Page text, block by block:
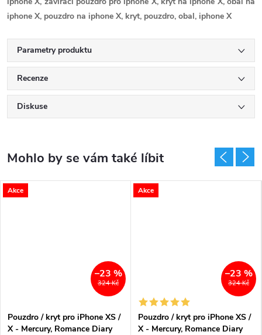
iphone X, pouzdro na iphone X, kryt, pouzdro, obal, iphone X
Parametry produktu
Recenze
Diskuse
Akce
324 Kč
–23 %
Pouzdro / kryt pro iPhone XS /
X - Mercury, Romance Diary
Akce
324 Kč
–23 %
Pouzdro / kryt pro iPhone XS /
X - Mercury, Romance Diary